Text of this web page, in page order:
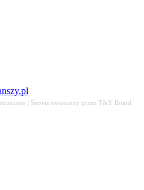
| Serwis stworzony przez T&Y Board